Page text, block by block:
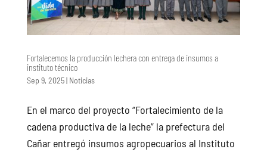
Fortalecemos la producción lechera con entrega de insumos a
instituto técnico
Sep 9, 2025| Noticias
En el marco del proyecto “Fortalecimiento de la
cadena productiva de la leche” la prefectura del
Cañar entregó insumos agropecuarios al Instituto